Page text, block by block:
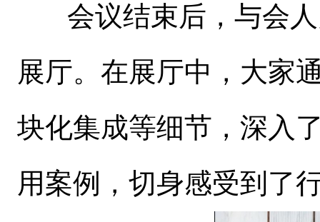
会议结束后，与会
展厅。在展厅中，大家
块化集成等细节，深入
用案例，切身感受到了